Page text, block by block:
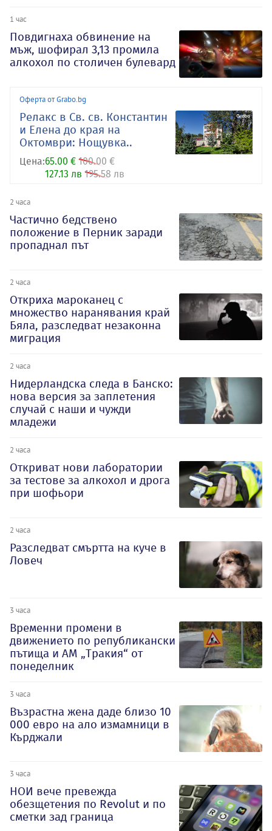
1 час
Повдигнаха обвинение на
мъж, шофирал 3,13 промила
алкохол по столичен булевард
Оферта от Grabo.bg
Релакс в Св. св. Константин
и Елена до края на
Октомври: Нощувка..
Цена:65.00 € 100.00 €
127.13 лв 195.58 лв
2 часа
Частично бедствено
положение в Перник заради
пропаднал път
2 часа
Откриха мароканец с
множество наранявания край
Бяла, разследват незаконна
миграция
2 часа
Нидерландска следа в Банско:
нова версия за заплетения
случай с наши и чужди
младежи
2 часа
Откриват нови лаборатории
за тестове за алкохол и дрога
при шофьори
2 часа
Разследват смъртта на куче в
Ловеч
3 часа
Временни промени в
движението по републикански
пътища и АМ „Тракия“ от
понеделник
3 часа
Възрастна жена даде близо 10
000 евро на ало измамници в
Кърджали
3 часа
НОИ вече превежда
обезщетения по Revolut и по
сметки зад граница